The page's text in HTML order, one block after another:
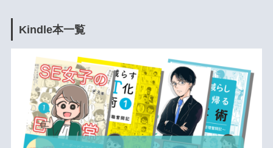
Kindle本一覧